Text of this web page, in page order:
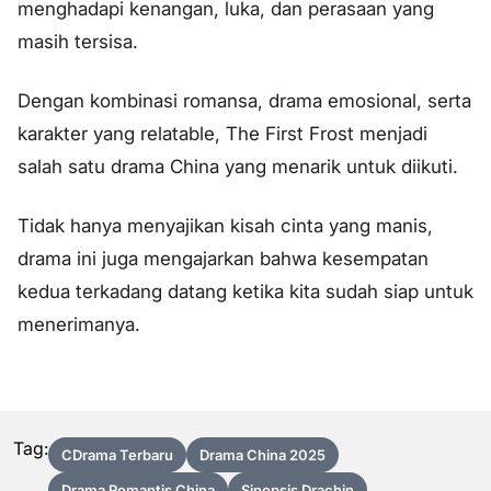
menghadapi kenangan, luka, dan perasaan yang
masih tersisa.
Dengan kombinasi romansa, drama emosional, serta
karakter yang relatable, The First Frost menjadi
salah satu drama China yang menarik untuk diikuti.
Tidak hanya menyajikan kisah cinta yang manis,
drama ini juga mengajarkan bahwa kesempatan
kedua terkadang datang ketika kita sudah siap untuk
menerimanya.
Tag: CDrama Terbaru
Drama China 2025